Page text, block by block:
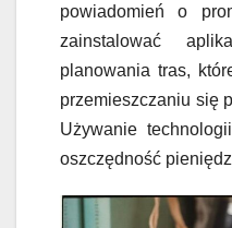
powiadomień o
zainstalować
planowania tras,
przemieszczaniu się
Używanie
oszczędność